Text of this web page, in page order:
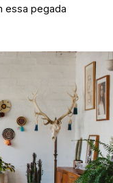
essa pegada